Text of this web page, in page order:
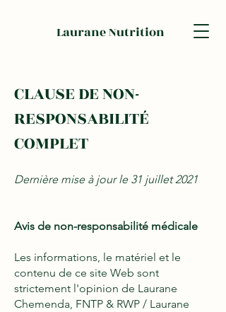
Laurane Nutrition
CLAUSE DE NON-
RESPONSABILITÉ
COMPLET
Dernière mise à jour le 31 juillet 2021
Avis de non-responsabilité médicale
Les informations, le matériel et le
contenu de ce site Web sont
strictement l'opinion de Laurane
Chemenda, FNTP & RWP / Laurane